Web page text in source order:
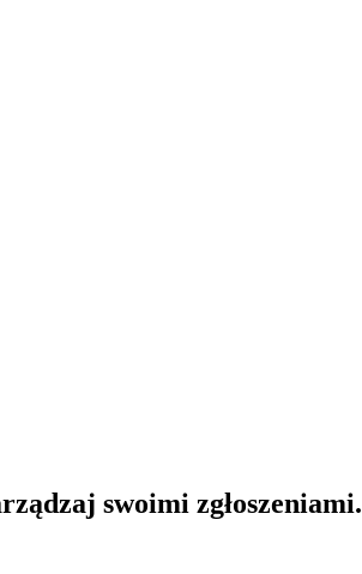
swoimi zgłoszeniami.